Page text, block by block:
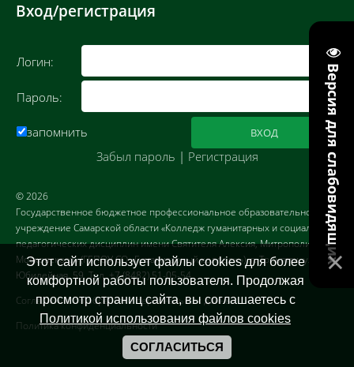
Версия для слабовидящих
Вход/регистрация
Логин:
Пароль:
запомнить
Забыл пароль | Регистрация
© 2026
Государственное бюджетное профессиональное образовательное
учреждение Самарской области «Колледж гуманитарных и социально-
педагогических дисциплин имени Святителя Алексия, Митрополита
Московского» (ГБПОУ СО «Гуманитарный колледж»). г. Тольятти, ул.
Юбилейная, 59. Тел. +7 (8482) 51-05-54
Соглашение об обработке персональных данных
Политика конфиденциальности
Этот сайт использует файлы cookies для более
комфортной работы пользователя. Продолжая
просмотр страниц сайта, вы соглашаетесь с
Политикой использования файлов cookies
СОГЛАСИТЬСЯ